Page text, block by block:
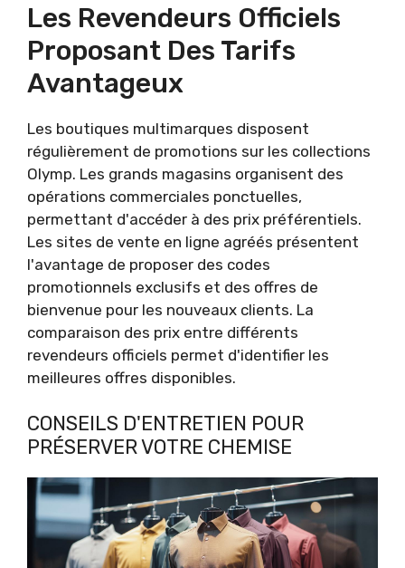
Les Revendeurs Officiels
Proposant Des Tarifs
Avantageux
Les boutiques multimarques disposent
régulièrement de promotions sur les collections
Olymp. Les grands magasins organisent des
opérations commerciales ponctuelles,
permettant d'accéder à des prix préférentiels.
Les sites de vente en ligne agréés présentent
l'avantage de proposer des codes
promotionnels exclusifs et des offres de
bienvenue pour les nouveaux clients. La
comparaison des prix entre différents
revendeurs officiels permet d'identifier les
meilleures offres disponibles.
CONSEILS D'ENTRETIEN POUR
PRÉSERVER VOTRE CHEMISE